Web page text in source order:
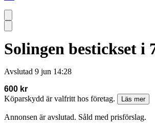
Solingen bestickset i
Avslutad 9 jun 14:28
600 kr
Köparskydd är valfritt hos företag.
Läs mer
Annonsen är avslutad. Såld med prisförslag.